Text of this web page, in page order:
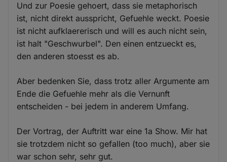
Und zur Poesie gehoert, dass sie metaphorisch
ist, nicht direkt ausspricht, Gefuehle weckt. Poesie
ist nicht aufklaererisch und will es auch nicht sein,
ist halt "Geschwurbel". Den einen entzueckt es,
den anderen stoesst es ab.
Aber bedenken Sie, dass trotz aller Argumente am
Ende die Gefuehle mehr als die Vernunft
entscheiden - bei jedem in anderem Umfang.
Der Vortrag, der Auftritt war eine 1a Show. Mir hat
sie trotzdem nicht so gefallen (too much), aber sie
war schon sehr, sehr gut.